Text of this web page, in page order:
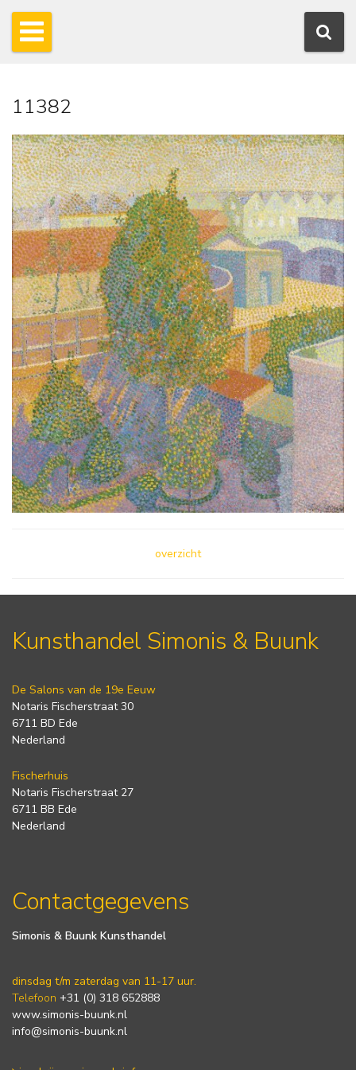
11382
overzicht
Kunsthandel Simonis & Buunk
De Salons van de 19e Eeuw
Notaris Fischerstraat 30
6711 BD Ede
Nederland
Fischerhuis
Notaris Fischerstraat 27
6711 BB Ede
Nederland
Contactgegevens
Simonis & Buunk Kunsthandel
dinsdag t/m zaterdag van 11-17 uur.
Telefoon +31 (0) 318 652888
www.simonis-buunk.nl
info@simonis-buunk.nl